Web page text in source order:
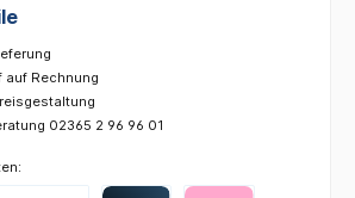
auf Rechnung
02365 2 96 96 01